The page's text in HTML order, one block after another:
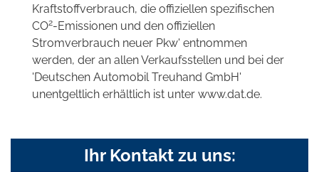
Kraftstoffverbrauch, die offiziellen spezifischen
CO2-Emissionen und den offiziellen
Stromverbrauch neuer Pkw' entnommen
werden, der an allen Verkaufsstellen und bei der
'Deutschen Automobil Treuhand GmbH'
unentgeltlich erhältlich ist unter www.dat.de.
Ihr Kontakt zu uns: